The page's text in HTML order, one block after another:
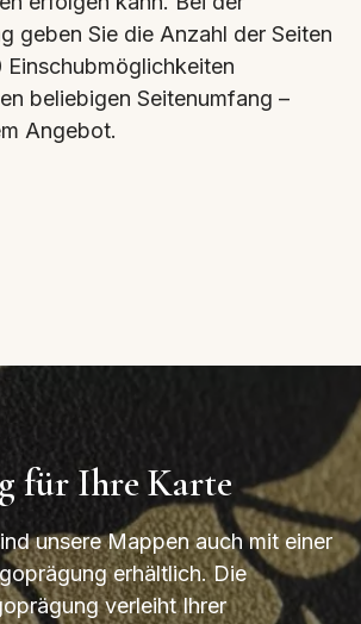
geben Sie die Anzahl der Seiten
beliebigen Seitenumfang –
Angebot.
für Ihre Karte
unsere Mappen auch mit einer
erhältlich. Die
verleiht Ihrer